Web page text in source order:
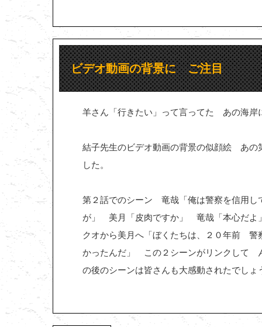
ビデオ動画の背景に ご注目
羊さん「行きたい」って言ってた あの海岸
結子先生のビデオ動画の背景の似顔絵 あ
した。
第２話でのシーン 竜哉「俺は警察を信用
が」 美月「皮肉ですか」 竜哉「本心だ
クオから美月へ「ぼくたちは、２０年前
かったんだ」 この２シーンがリンクし
の後のシーンは皆さんも大感動されたで